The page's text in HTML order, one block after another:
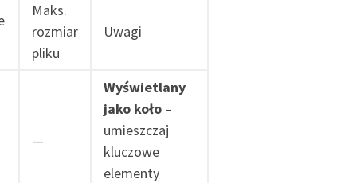
Maks.
rozmiar
pliku
Uwagi
—
Wyświetlany
jako koło –
umieszczaj
kluczowe
elementy